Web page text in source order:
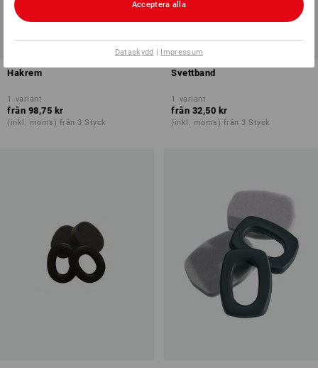
Hakrem
1 variant
från 98,75 kr
(inkl. moms) från 3 Styck
Svettband
1 variant
från 32,50 kr
(inkl. moms) från 3 Styck
Acceptera alla
Dataskydd | Impressum